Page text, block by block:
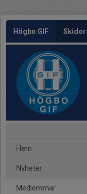
Högbo GIF Skidor
Hem
Nyheter
Medlemmar